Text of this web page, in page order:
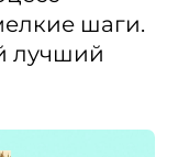
шаги.
лучший